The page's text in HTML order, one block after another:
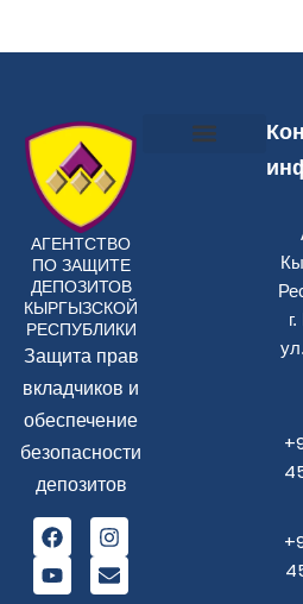
АГЕНТСТВО
ПО ЗАЩИТЕ
ДЕПОЗИТОВ
КЫРГЫЗСКОЙ
РЕСПУБЛИКИ
Защита прав
вкладчиков и
обеспечение
безопасности
депозитов